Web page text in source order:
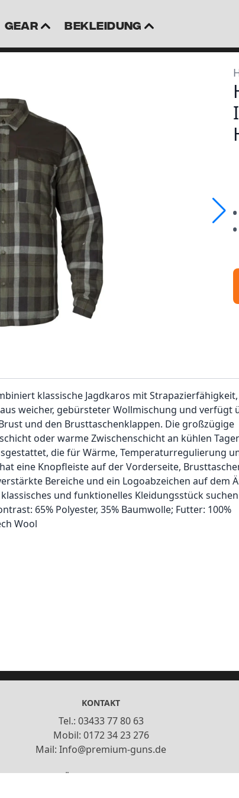
Gear Bekleidung
•
•
klassische Jagdkaros mit
weicher, gebürsteter Wollmischung und verfügt
und den Brusttaschenklappen. Die großzügige
oder warme Zwischenschicht an kühlen
die für Wärme, Temperaturregulierung
eine Knopfleiste auf der Vorderseite,
Bereiche und ein Logoabzeichen auf dem
und funktionelles Kleidungsstück
65% Polyester, 35% Baumwolle; Futter: 100%
Wool
KONTAKT
Tel.: 03433 77 80 63
Mobil: 0172 34 23 276
Mail: Info@premium-guns.de
ÖFFNUNGSZEITEN